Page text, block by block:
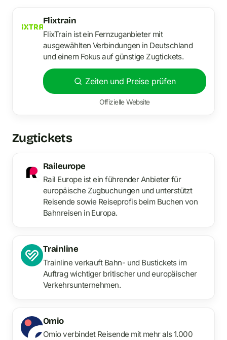
Flixtrain
FlixTrain ist ein Fernzuganbieter mit
ausgewählten Verbindungen in Deutschland
und einem Fokus auf günstige Zugtickets.
Zeiten und Preise prüfen
Offizielle Website
Zugtickets
Raileurope
Rail Europe ist ein führender Anbieter für
europäische Zugbuchungen und unterstützt
Reisende sowie Reiseprofis beim Buchen von
Bahnreisen in Europa.
Trainline
Trainline verkauft Bahn- und Bustickets im
Auftrag wichtiger britischer und europäischer
Verkehrsunternehmen.
Omio
Omio verbindet Reisende mit mehr als 1.000